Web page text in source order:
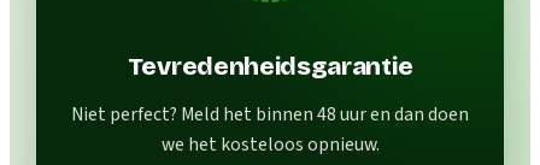
Tevredenheidsgarantie
Niet perfect? Meld het binnen 48 uur en dan doen
we het kosteloos opnieuw.